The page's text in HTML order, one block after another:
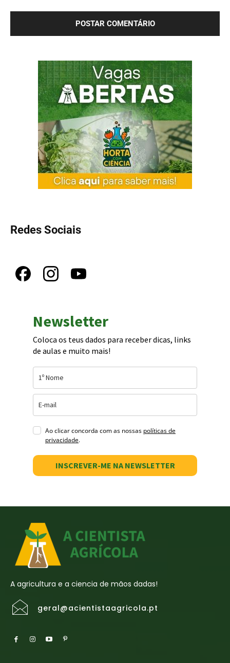
Redes Sociais
Newsletter
Coloca os teus dados para receber dicas, links
de aulas e muito mais!
Ao clicar concorda com as nossas políticas de
privacidade.
INSCREVER-ME NA NEWSLETTER
A agricultura e a ciencia de mãos dadas!
geral@acientistaagricola.pt